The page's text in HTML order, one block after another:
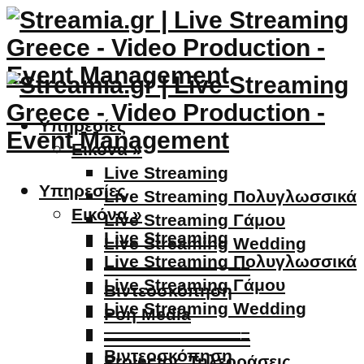
Υπηρεσίες
Εικόνα »
Live Streaming
Live Streaming Πολυγλωσσικά
Live Streaming Γάμου
Live Streaming Wedding
————————–
Βιντεοσκόπηση
Ροή Media
————————–
Υπηρεσίες
Εικόνα »
Live Streaming
Live Streaming Πολυγλωσσικά
Live Streaming Γάμου
Live Streaming Wedding
————————–
Βιντεοσκόπηση